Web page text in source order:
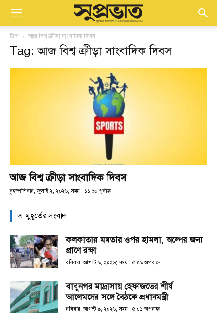
ট্যাগ আজ বিশ্ব ক্রীড়া সাংবাদিক দিবস
Tag: আজ বিশ্ব ক্রীড়া সাংবাদিক দিবস
আজ বিশ্ব ক্রীড়া সাংবাদিক দিবস
বৃহস্পতিবার, জুলাই ২, ২০২৬; সময় : ১১:৫০ পূর্বাহ্ণ
এ মুহূর্তের সংবাদ
কলকাতায় মমতার ওপর হামলা, অল্পের জন্য
প্রাণে রক্ষা
রবিবার, আগস্ট ৯, ২০২৬; সময় : ৫:০৯ অপরাহ্ণ
বাবুনগর মাদ্রাসায় হেফাজতের শীর্ষ
আলেমদের সঙ্গে বৈঠকে প্রধানমন্ত্রী
রবিবার, আগস্ট ৯, ২০২৬; সময় : ৫:০১ অপরাহ্ণ